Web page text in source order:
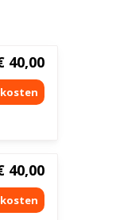
40,00
40,00